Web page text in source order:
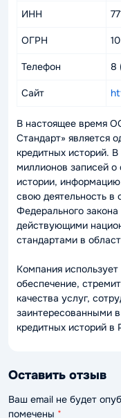
ИНН
ОГРН
Телефон 8
Сайт
В настоящее время
Стандарт» является
кредитных историй.
миллионов записей о
истории,
свою деятельность в
Федерального
действующими
стандартами в
Компания
обеспечение,
качества услуг,
заинтересованными
кредитных историй в
Оставить отзыв
Ваш email не будет
помечены *